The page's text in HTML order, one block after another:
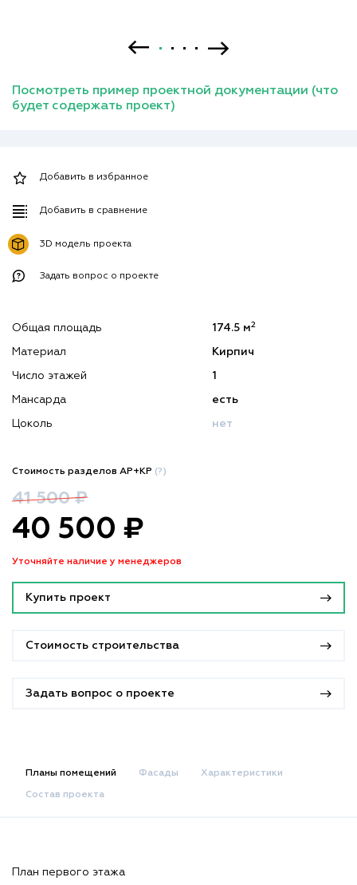
Посмотреть пример проектной документации (что
будет содержать проект)
Добавить в избранное
Добавить в сравнение
3D модель проекта
Задать вопрос о проекте
Общая площадь 174.5 м2
Материал Кирпич
Число этажей 1
Мансарда есть
Цоколь нет
Стоимость разделов АР+КР (?)
41 500 ₽
40 500 ₽
Уточняйте наличие у менеджеров
Купить проект
Стоимость строительства
Задать вопрос о проекте
Планы помещений Фасады Характеристики
Состав проекта
План первого этажа